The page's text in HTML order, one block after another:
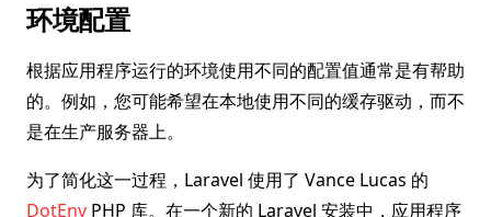
环境配置
根据应用程序运行的环境使用不同的配置值通常是有帮助
的。例如，您可能希望在本地使用不同的缓存驱动，而不
是在生产服务器上。
为了简化这一过程，Laravel 使用了 Vance Lucas 的
DotEnv PHP 库。在一个新的 Laravel 安装中，应用程序